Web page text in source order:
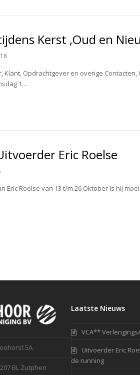
Kerst ,Oud en
Klant, Opdrachtgever en overige
1…
Eric Roelse
Eric Roelse van 13 t/m 26 Oktober is hij
5A
BL Zutphen
Laatste Nieuws
VCA**
Uitvoerder Eric
de running